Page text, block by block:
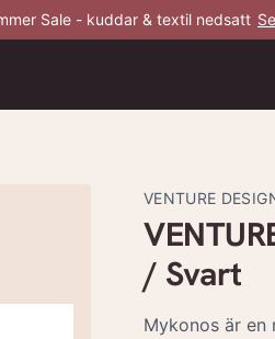
Sale - kuddar & textil nedsatt
VENTURE
/ Svart
Mykonos är en